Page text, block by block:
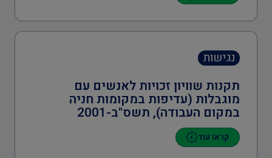
נגישות
תקנות שוויון זכויות לאנשים עם
מוגבלות (עדיפות במקומות חניה
במקום העבודה), תשס"ב-2001
קראו עוד